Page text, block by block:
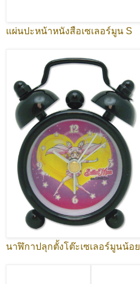
แผ่นปะหน้าหนังสือเซเลอร์มูน S
นาฬิกาปลุกตั้งโต๊ะเซเลอร์มูนน้อย